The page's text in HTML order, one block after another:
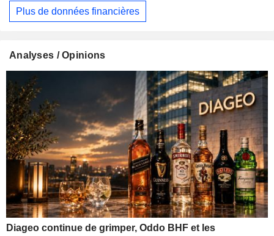
Plus de données financières
Analyses / Opinions
Diageo continue de grimper, Oddo BHF et les